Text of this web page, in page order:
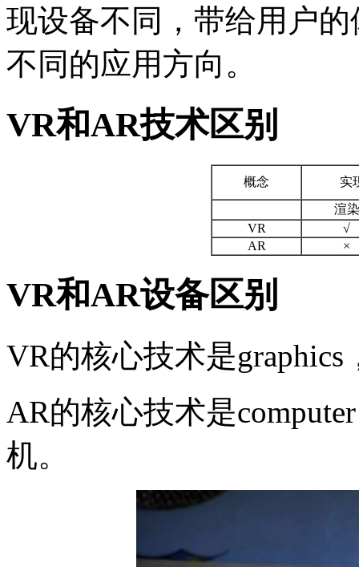
现设备不同，带给用户
不同的应用方向。
VR和AR技术区别
概念
实
渲染
VR
√
AR
×
VR和AR设备区别
VR的核心技术是
AR的核心技术是
机。